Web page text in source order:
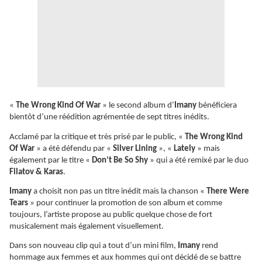
« The Wrong Kind Of War » le second album d’Imany bénéficiera
bientôt d’une réédition agrémentée de sept titres inédits.
Acclamé par la critique et très prisé par le public, « The Wrong Kind
Of War » a été défendu par « Silver Lining », « Lately » mais
également par le titre « Don’t Be So Shy » qui a été remixé par le duo
Filatov & Karas.
Imany a choisit non pas un titre inédit mais la chanson « There Were
Tears » pour continuer la promotion de son album et comme
toujours, l’artiste propose au public quelque chose de fort
musicalement mais également visuellement.
Dans son nouveau clip qui a tout d’un mini film, Imany rend
hommage aux femmes et aux hommes qui ont décidé de se battre